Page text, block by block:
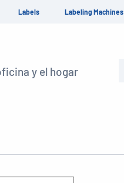
Labels Labeling Machines
y el hogar